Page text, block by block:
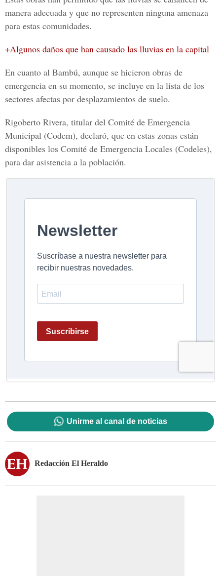
manera adecuada y que no representen ninguna amenaza
para estas comunidades.
+Algunos daños que han causado las lluvias en la capital
En cuanto al Bambú, aunque se hicieron obras de
emergencia en su momento, se incluye en la lista de los
sectores afectas por desplazamientos de suelo.
Rigoberto Rivera, titular del Comité de Emergencia
Municipal (Codem), declaró, que en estas zonas están
disponibles los Comité de Emergencia Locales (Codeles),
para dar asistencia a la población.
Unirme al canal de noticias
Redacción El Heraldo